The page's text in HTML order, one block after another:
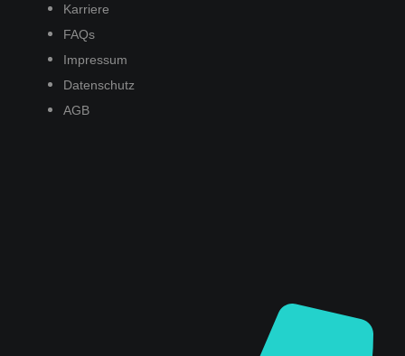
Karriere
FAQs
Impressum
Datenschutz
AGB